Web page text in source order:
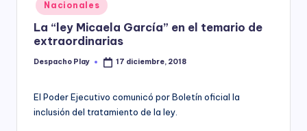
y
in
Nacionales
La “ley Micaela García” en el temario de
extraordinarias
Posted
Despacho Play 17 diciembre, 2018
El Poder Ejecutivo comunicó por Boletín oficial la
inclusión del tratamiento de la ley.